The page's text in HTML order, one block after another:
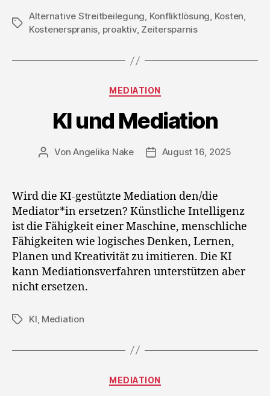
Schlagwörter
Alternative Streitbeilegung, Konfliktlösung, Kosten,
Kostenerspranis, proaktiv, Zeitersparnis
Kategorien
MEDIATION
KI und Mediation
Beitragsautor
VonAngelika Nake Veröffentlichungsdatum
August 16, 2025
Wird die KI-gestützte Mediation den/die
Mediator*in ersetzen? Künstliche Intelligenz
ist die Fähigkeit einer Maschine, menschliche
Fähigkeiten wie logisches Denken, Lernen,
Planen und Kreativität zu imitieren. Die KI
kann Mediationsverfahren unterstützen aber
nicht ersetzen.
Schlagwörter
KI Mediation
Kategorien
MEDIATION